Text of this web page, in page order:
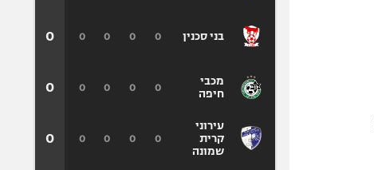
בני סכנין
מכבי
חיפה
עירוני
קרית
שמונה
0
0
0
0
0
0
0
0
0
0
0
0
0
0
0